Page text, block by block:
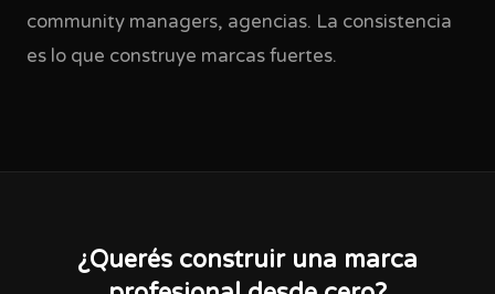
community managers, agencias. La consistencia
es lo que construye marcas fuertes.
¿Querés construir una marca